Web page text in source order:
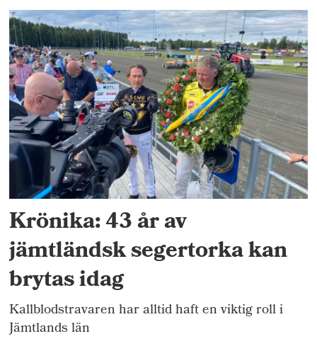
Krönika: 43 år av
jämtländsk segertorka kan
brytas idag
Kallblodstravaren har alltid haft en viktig roll i
Jämtlands län